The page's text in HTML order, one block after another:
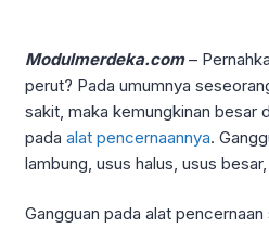
Modulmerdeka.com–
perut? Pada umumnya
sakit, maka kemungkinan besar
pada alat pencernaannya.
lambung, usus halus, usus
Gangguan pada alat